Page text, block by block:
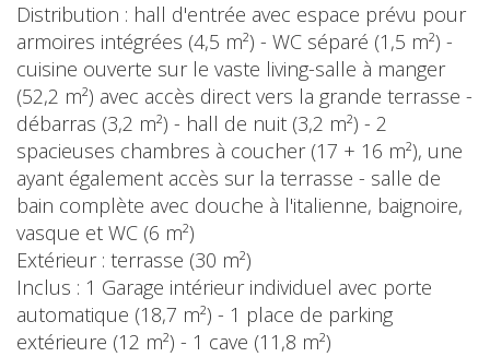
Distribution : hall d'entrée avec espace prévu pour
armoires intégrées (4,5 m²) - WC séparé (1,5 m²) -
cuisine ouverte sur le vaste living-salle à manger
(52,2 m²) avec accès direct vers la grande terrasse -
débarras (3,2 m²) - hall de nuit (3,2 m²) - 2
spacieuses chambres à coucher (17 + 16 m²), une
ayant également accès sur la terrasse - salle de
bain complète avec douche à l'italienne, baignoire,
vasque et WC (6 m²)
Extérieur : terrasse (30 m²)
Inclus : 1 Garage intérieur individuel avec porte
automatique (18,7 m²) - 1 place de parking
extérieure (12 m²) - 1 cave (11,8 m²)